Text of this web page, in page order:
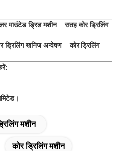
माउंटेड ड्रिल मशीन सतह कोर ड्रिलिंग
ड्रिलिंग खनिज अन्वेषण कोर ड्रिलिंग
मशीन
कोर ड्रिलिंग मशीन